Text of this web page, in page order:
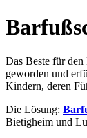
Das Beste für
geworden und
Kindern, deren
Die Lösung:
Bietigheim und